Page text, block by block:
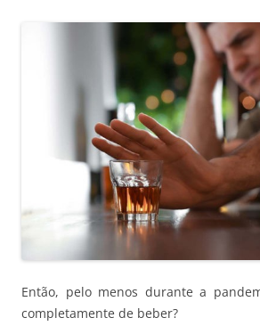
Então, pelo menos durante a
completamente de beber?